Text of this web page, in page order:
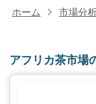
ホーム 市場分
アフリカ茶市場